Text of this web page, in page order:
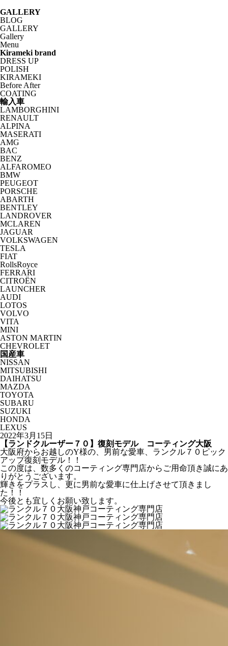
GALLERY
BLOG
GALLERY
Gallery
Menu
Kirameki brand
DRESS UP
POLISH
KIRAMEKI
Before After
COATING
輸入車
LAMBORGHINI
RENAULT
ALPINA
MASERATI
AMG
BAC
BENZ
ALFAROMEO
BMW
PEUGEOT
PORSCHE
ABARTH
BENTLEY
LANDROVER
MCLAREN
JAGUAR
VOLKSWAGEN
TESLA
FIAT
RollsRoyce
FERRARI
CITROËN
LAUNCHER
AUDI
LOTOS
VOLVO
VITA
MINI
ASTON MARTIN
CHEVROLET
国産車
NISSAN
MITSUBISHI
DAIHATSU
MAZDA
TOYOTA
SUBARU
SUZUKI
HONDA
LEXUS
2022年3月15日
【ランドクルーザー７０】復刻モデル コーティング大阪
大阪府からお越しのY様の、男前な愛車、ランクル７０ピック
アップ復刻モデル！！
この度は、数多くのコーティング専門店からご用命頂き誠にあ
りがとうございます。
輝きをプラスし、更に男前な愛車に仕上げさせて頂きまし
た！！
今後とも宜しくお願い致します。